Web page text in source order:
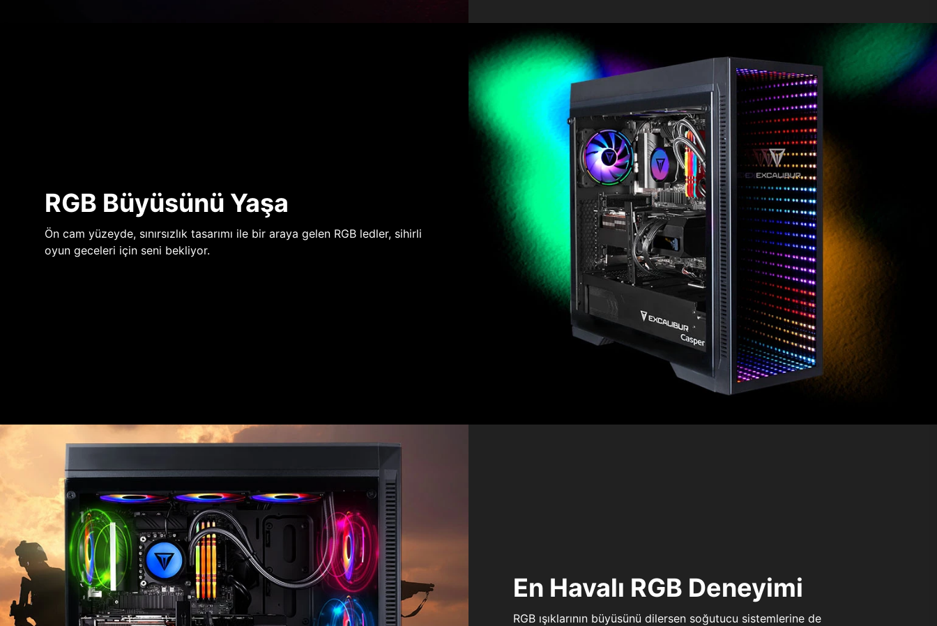
RGB Büyüsünü Yaşa
Ön cam yüzeyde, sınırsızlık tasarımı ile bir araya gelen RGB ledler, sihirli
oyun geceleri için seni bekliyor.
En Havalı RGB Deneyimi
RGB ışıklarının büyüsünü dilersen soğutucu sistemlerine de